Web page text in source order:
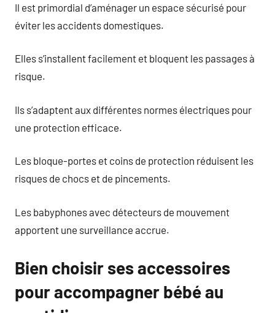
Il est primordial d’aménager un espace sécurisé pour
éviter les accidents domestiques.
Elles s’installent facilement et bloquent les passages à
risque.
Ils s’adaptent aux différentes normes électriques pour
une protection efficace.
Les bloque-portes et coins de protection réduisent les
risques de chocs et de pincements.
Les babyphones avec détecteurs de mouvement
apportent une surveillance accrue.
Bien choisir ses accessoires
pour accompagner bébé au